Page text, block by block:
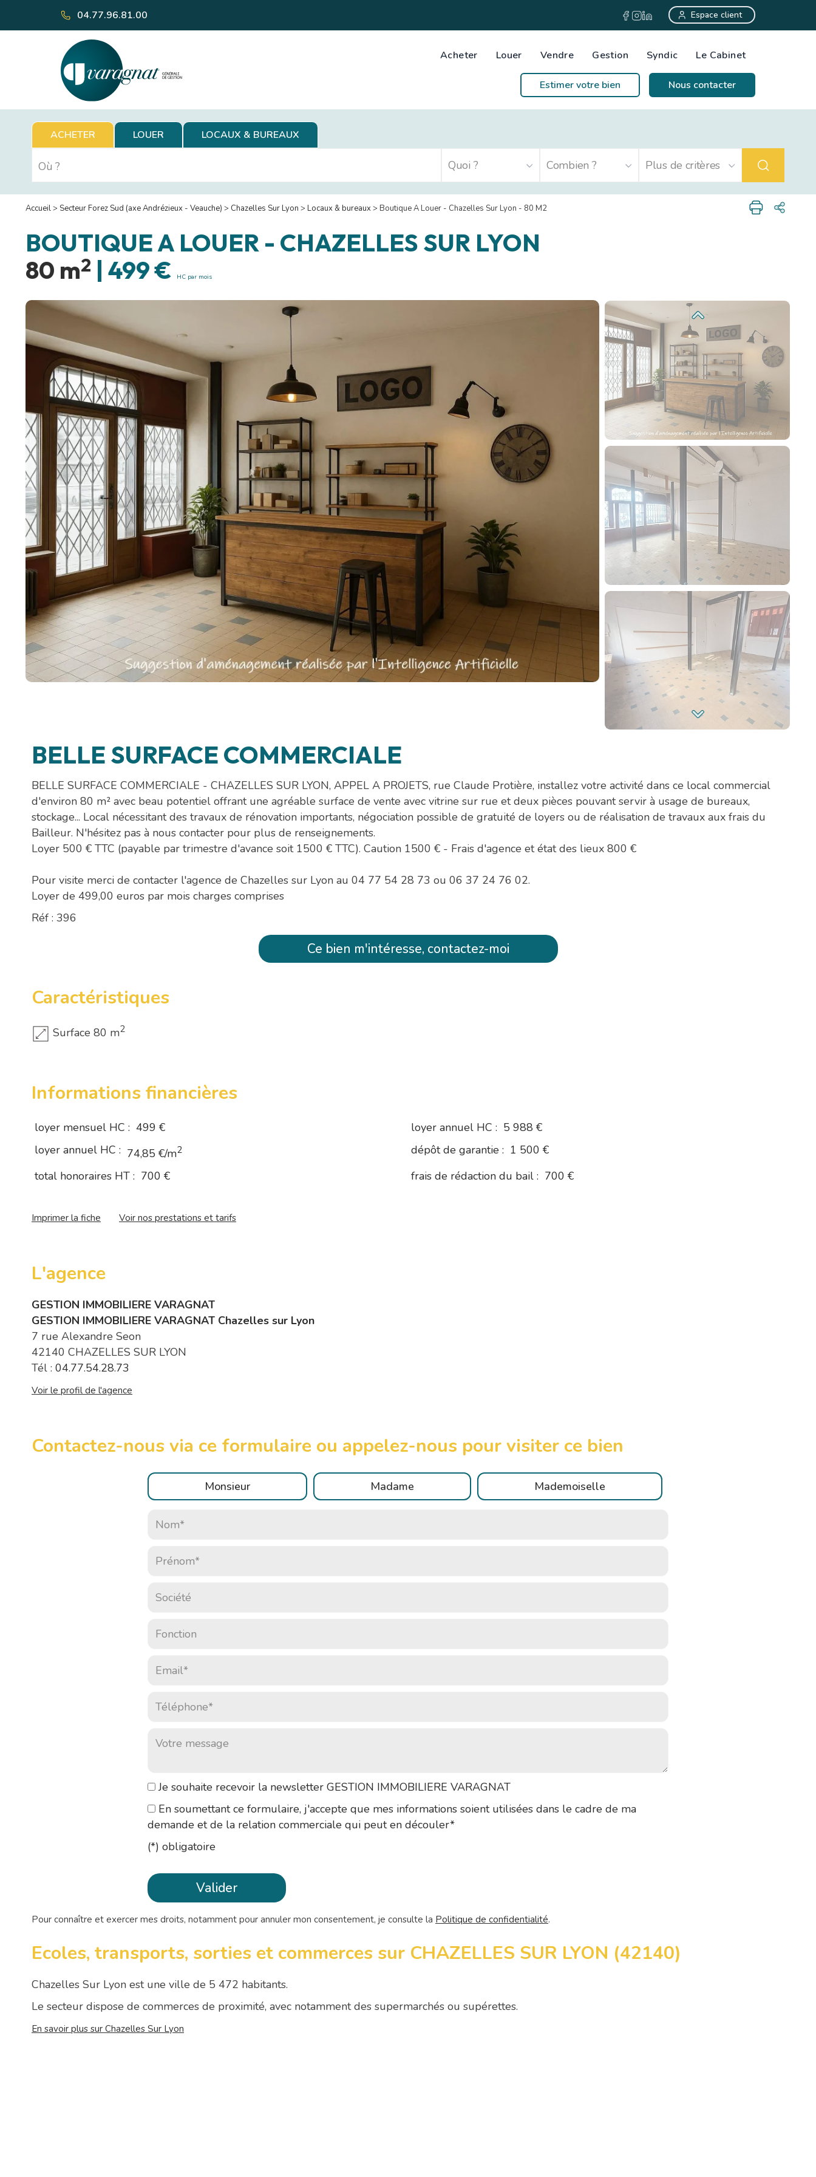
04.77.96.81.00
Estimer votre bien Nous contacter
Espace client
Acheter Louer Vendre Gestion Syndic Le Cabinet
ACHETER LOUER LOCAUX & BUREAUX
Accueil> Secteur Forez Sud (axe Andrézieux - Veauche) > Chazelles Sur Lyon > Locaux & bureaux> Boutique A Louer - Chazelles Sur Lyon - 80 M2
BOUTIQUE A LOUER - CHAZELLES SUR LYON
80 m2 | 499 € HC par mois
BELLE SURFACE COMMERCIALE
BELLE SURFACE COMMERCIALE - CHAZELLES SUR LYON, APPEL A PROJETS, rue Claude Protière, installez votre activité dans ce local commercial
d'environ 80 m² avec beau potentiel offrant une agréable surface de vente avec vitrine sur rue et deux pièces pouvant servir à usage de bureaux,
stockage... Local nécessitant des travaux de rénovation importants, négociation possible de gratuité de loyers ou de réalisation de travaux aux frais du
Bailleur. N'hésitez pas à nous contacter pour plus de renseignements.
Loyer 500 € TTC (payable par trimestre d'avance soit 1500 € TTC). Caution 1500 € - Frais d'agence et état des lieux 800 €
Pour visite merci de contacter l'agence de Chazelles sur Lyon au 04 77 54 28 73 ou 06 37 24 76 02.
Loyer de 499,00 euros par mois charges comprises
Réf : 396
Ce bien m'intéresse, contactez-moi
Caractéristiques
Surface 80 m2
Informations financières
loyer mensuel HC : 499 € loyer annuel HC : 5 988 €
loyer annuel HC : 74,85 €/m2 dépôt de garantie : 1 500 €
total honoraires HT : 700 € frais de rédaction du bail : 700 €
Imprimer la fiche Voir nos prestations et tarifs
L'agence
GESTION IMMOBILIERE VARAGNAT
GESTION IMMOBILIERE VARAGNAT Chazelles sur Lyon
7 rue Alexandre Seon
42140 CHAZELLES SUR LYON
Tél : 04.77.54.28.73
Voir le profil de l'agence
Contactez-nous via ce formulaire ou appelez-nous pour visiter ce bien
Civilité : Monsieur Madame Mademoiselle
Nom* :
Prénom* :
Société :
Fonction :
Email* :
Téléphone* :
Votre message :
Je souhaite recevoir la newsletter GESTION IMMOBILIERE VARAGNAT
En soumettant ce formulaire, j'accepte que mes informations soient utilisées dans le cadre de ma
demande et de la relation commerciale qui peut en découler*
(*) obligatoire
Pour connaître et exercer mes droits, notamment pour annuler mon consentement, je consulte la Politique de confidentialité.
Ecoles, transports, sorties et commerces sur CHAZELLES SUR LYON (42140)
Chazelles Sur Lyon est une ville de 5 472 habitants.
Le secteur dispose de commerces de proximité, avec notamment des supermarchés ou supérettes.
En savoir plus sur Chazelles Sur Lyon